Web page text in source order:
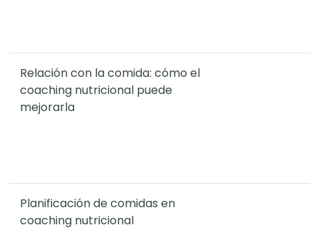
Relación con la comida: cómo el
coaching nutricional puede
mejorarla
Planificación de comidas en
coaching nutricional